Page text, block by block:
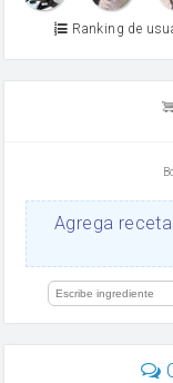
Azúcar moreno
Zumo de limón
arroz
Ajos
orégano
limón
Ranking de
Agrega